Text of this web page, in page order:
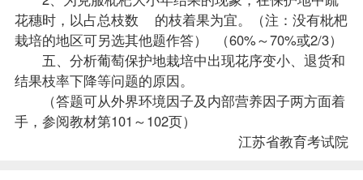
花穗时，以占总枝数 的枝着果为宜。（注：没有枇杷
栽培的地区可另选其他题作答） （60%～70%或2/3）
五、分析葡萄保护地栽培中出现花序变小、退货和
结果枝率下降等问题的原因。
（答题可从外界环境因子及内部营养因子两方面着
手，参阅教材第101～102页）
江苏省教育考试院